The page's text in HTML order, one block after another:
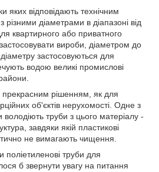
яких відповідають технічним
діаметрами в діапазоні від
квартирного або приватного
вироби, діаметром до
застосовуються для
водою великі промислові
прекрасним рішенням, як для
об'єктів нерухомості. Одне з
труби з цього матеріалу -
завдяки якій пластикові
не вимагають чищення.
труби для
б звернути увагу на питання